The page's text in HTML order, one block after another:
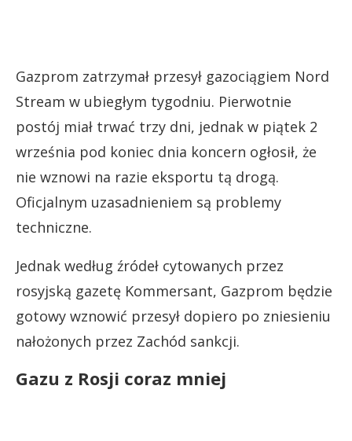
Gazprom zatrzymał przesył gazociągiem Nord
Stream w ubiegłym tygodniu. Pierwotnie
postój miał trwać trzy dni, jednak w piątek 2
września pod koniec dnia koncern ogłosił, że
nie wznowi na razie eksportu tą drogą.
Oficjalnym uzasadnieniem są problemy
techniczne.
Jednak według źródeł cytowanych przez
rosyjską gazetę Kommersant, Gazprom będzie
gotowy wznowić przesył dopiero po zniesieniu
nałożonych przez Zachód sankcji.
Gazu z Rosji coraz mniej